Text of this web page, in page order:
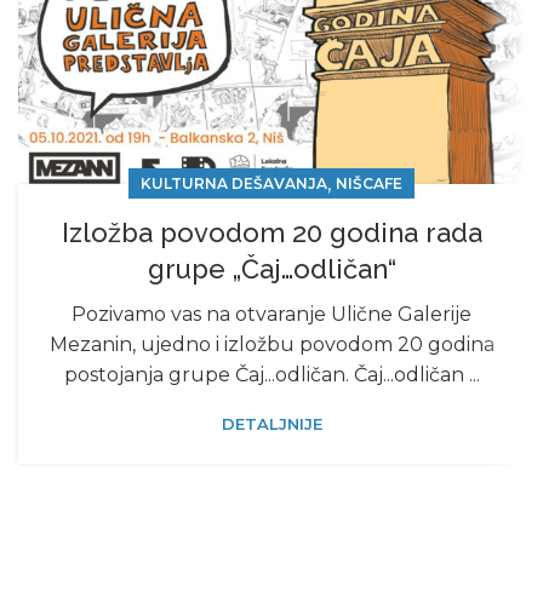
KULTURNA DEŠAVANJA, NIŠCAFE
Izložba povodom 20 godina rada
grupe „Čaj…odličan“
Pozivamo vas na otvaranje Ulične Galerije
Mezanin, ujedno i izložbu povodom 20 godina
postojanja grupe Čaj...odličan. Čaj...odličan ...
DETALJNIJE